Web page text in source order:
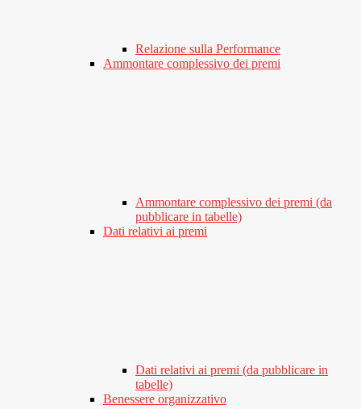
Relazione sulla Performance
Ammontare complessivo dei premi
Ammontare complessivo dei premi (da
pubblicare in tabelle)
Dati relativi ai premi
Dati relativi ai premi (da pubblicare in
tabelle)
Benessere organizzativo